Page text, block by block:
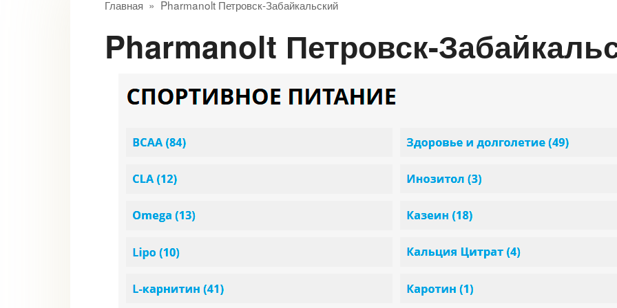
Главная » Pharmanolt Петровск-Забайкальский
Pharmanolt Петровск-